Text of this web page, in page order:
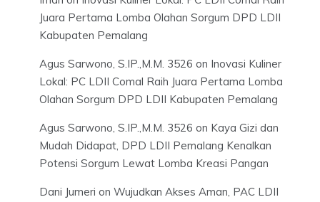
Juara Pertama Lomba Olahan Sorgum DPD LDII
Kabupaten Pemalang
Agus Sarwono, S.IP.,M.M. 3526 on Inovasi Kuliner
Lokal: PC LDII Comal Raih Juara Pertama Lomba
Olahan Sorgum DPD LDII Kabupaten Pemalang
Agus Sarwono, S.IP.,M.M. 3526 on Kaya Gizi dan
Mudah Didapat, DPD LDII Pemalang Kenalkan
Potensi Sorgum Lewat Lomba Kreasi Pangan
Dani Jumeri on Wujudkan Akses Aman, PAC LDII